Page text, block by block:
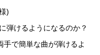
)
弾けるようになるのか？
手で簡単な曲が弾けるよ